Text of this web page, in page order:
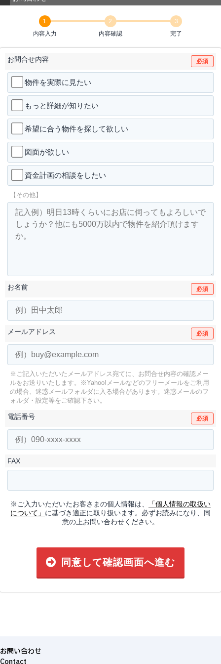
1
内容入力
2
内容確認
3
完了
お問合せ内容 必須
物件を実際に見たい
もっと詳細が知りたい
希望に合う物件を探して欲しい
図面が欲しい
資金計画の相談をしたい
【その他】
お名前 必須
メールアドレス 必須
※ご記入いただいたメールアドレス宛てに、お問合せ内容の確認メー
ルをお送りいたします。
※Yahoo!メールなどのフリーメールをご利用
の場合、迷惑メールフォルダに入る場合があります。 迷惑メールのフ
ォルダ・設定等をご確認下さい。
電話番号 必須
FAX
※ご入力いただいたお客さまの個人情報は、
「個人情報の取扱い
について」 に基づき適正に取り扱います。必ずお読みになり、同
意の上お問い合わせください。
同意して確認画面へ進む
お問い合わせ
Contact